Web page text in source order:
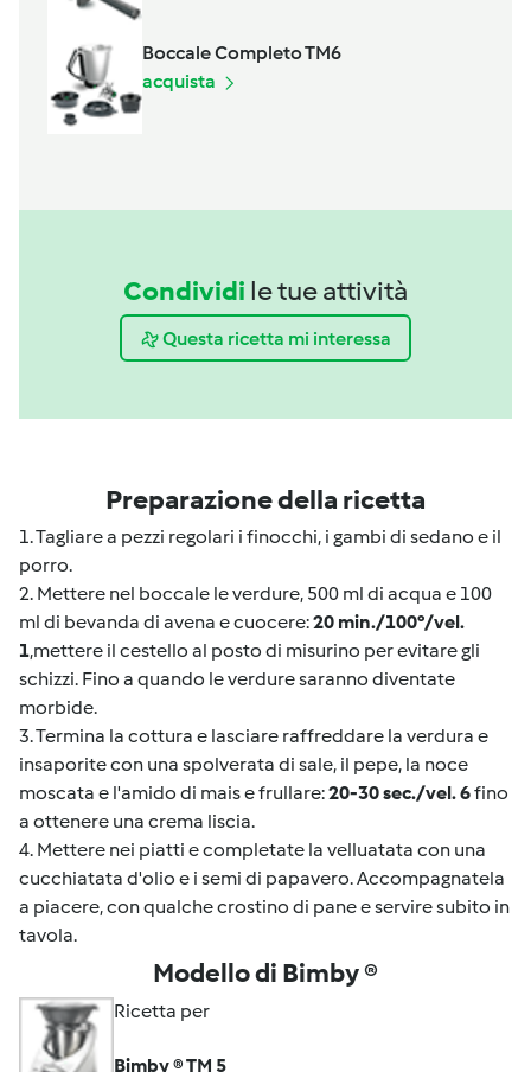
Boccale Completo TM6
acquista
Condividi le tue attività
Questa ricetta mi interessa
Preparazione della ricetta
1. Tagliare a pezzi regolari i finocchi, i gambi di sedano e il
porro.
2. Mettere nel boccale le verdure, 500 ml di acqua e 100
ml di bevanda di avena e cuocere:20 min./100°/vel.
1,mettere il cestello al posto di misurino per evitare gli
schizzi. Fino a quando le verdure saranno diventate
morbide.
3. Termina la cottura e lasciare raffreddare la verdura e
insaporite con una spolverata di sale, il pepe, la noce
moscata e l'amido di mais e frullare:20-30 sec./vel. 6fino
a ottenere una crema liscia.
4. Mettere nei piatti e completate la velluatata con una
cucchiatata d'olio e i semi di papavero. Accompagnatela
a piacere, con qualche crostino di pane e servire subito in
tavola.
Modello di Bimby ®
Ricetta per
Bimby ® TM 5